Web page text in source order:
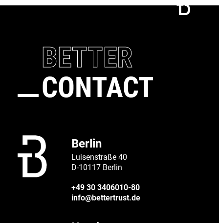
BETTER
CONTACT
Berlin
Luisenstraße 40
D-10117 Berlin
+49 30 3406010-80
info@bettertrust.de